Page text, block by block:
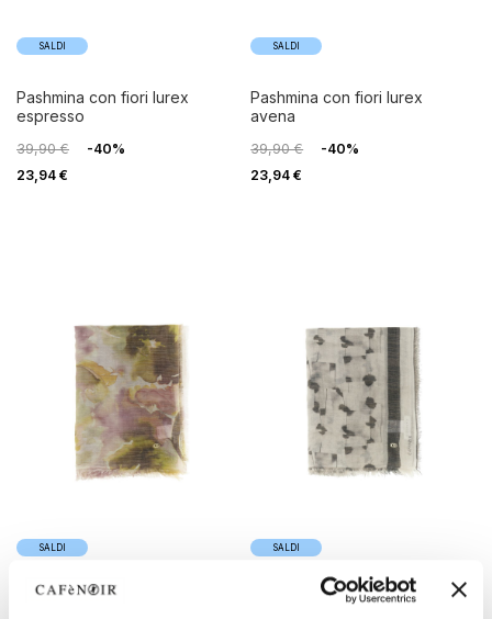
SALDI
pashmina con fiori lurex
espresso
39,90 €
-40%
23,94 €
SALDI
pashmina con fiori lurex
avena
39,90 €
-40%
23,94 €
SALDI SALDI